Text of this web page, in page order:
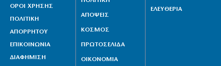
ΟΡΟΙ ΧΡΗΣΗΣ
ΠΟΛΙΤΙΚΗ
ΑΠΟΡΡΗΤΟΥ
ΕΠΙΚΟΙΝΩΝΙΑ
ΔΙΑΦΗΜΙΣΗ
ΑΠΟΨΕΙΣ
ΚΟΣΜΟΣ
ΠΡΩΤΟΣΕΛΙΔΑ
ΟΙΚΟΝΟΜΙΑ
ΕΛΕΥΘΕΡΙΑ